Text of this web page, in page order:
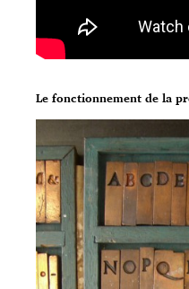
Le fonctionnement de la